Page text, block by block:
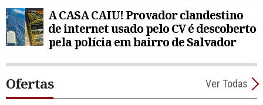
A CASA CAIU! Provador clandestino
de internet usado pelo CV é descoberto
pela polícia em bairro de Salvador
Ofertas Ver Todas